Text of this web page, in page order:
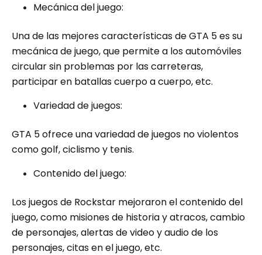
Mecánica del juego:
Una de las mejores características de GTA 5 es su
mecánica de juego, que permite a los automóviles
circular sin problemas por las carreteras,
participar en batallas cuerpo a cuerpo, etc.
Variedad de juegos:
GTA 5 ofrece una variedad de juegos no violentos
como golf, ciclismo y tenis.
Contenido del juego:
Los juegos de Rockstar mejoraron el contenido del
juego, como misiones de historia y atracos, cambio
de personajes, alertas de video y audio de los
personajes, citas en el juego, etc.